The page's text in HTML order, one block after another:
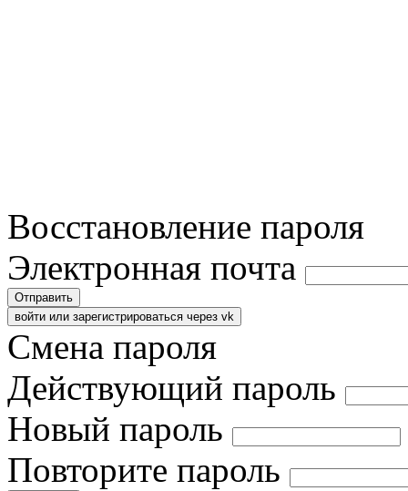
Восстановление пароля
Электронная почта
Отправить
войти или зарегистрироваться через vk
Смена пароля
Действующий пароль
Новый пароль
Повторите пароль